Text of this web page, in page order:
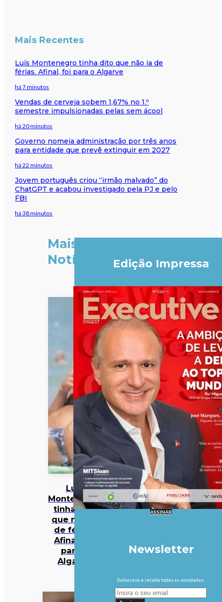
Mais Recentes
Luís Montenegro tinha dito que não ia de
férias. Afinal, foi para o Algarve
há 7 minutos
Vendas de cerveja sobem 1,67% no 1.º
semestre impulsionadas pelas sem ácool
há 20 minutos
Governo nomeia administração por três anos
para entidade que prevê extinguir em 2027
há 22 minutos
Jovem português criou “irmão malvado” do
ChatGPT e acabou investigado pela PJ e pelo
FBI
há 38 minutos
Mais
Notícias
Luís
Montenegro
tinha dito
que não ia
de férias.
Afinal, foi
para o
Algarve
Edição Impressa
ASSINAR
Newsletter
Subscreva e receba todas as novidades.